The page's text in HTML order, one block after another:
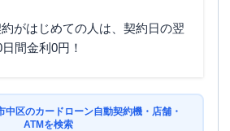
がはじめての人は、契約日の翌
間金利0円！
中区のカードローン自動契約機・店舗・
ATMを検索